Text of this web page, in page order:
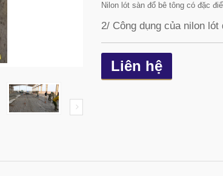
Nilon lót sàn đổ bê tông có đặc
2/ Công dụng của nilon lót
Liên hệ